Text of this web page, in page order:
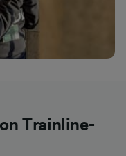
Trainline-